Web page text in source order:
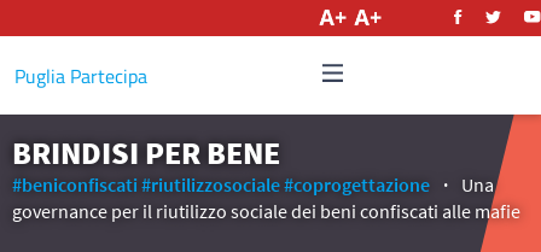
Puglia Partecipa
BRINDISI PER BENE
#beniconfiscati #riutilizzosociale#coprogettazione
Una
governance per il riutilizzo sociale dei beni confiscati alle mafie